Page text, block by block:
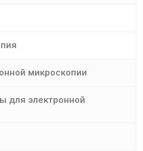
микроскопии
для электронной